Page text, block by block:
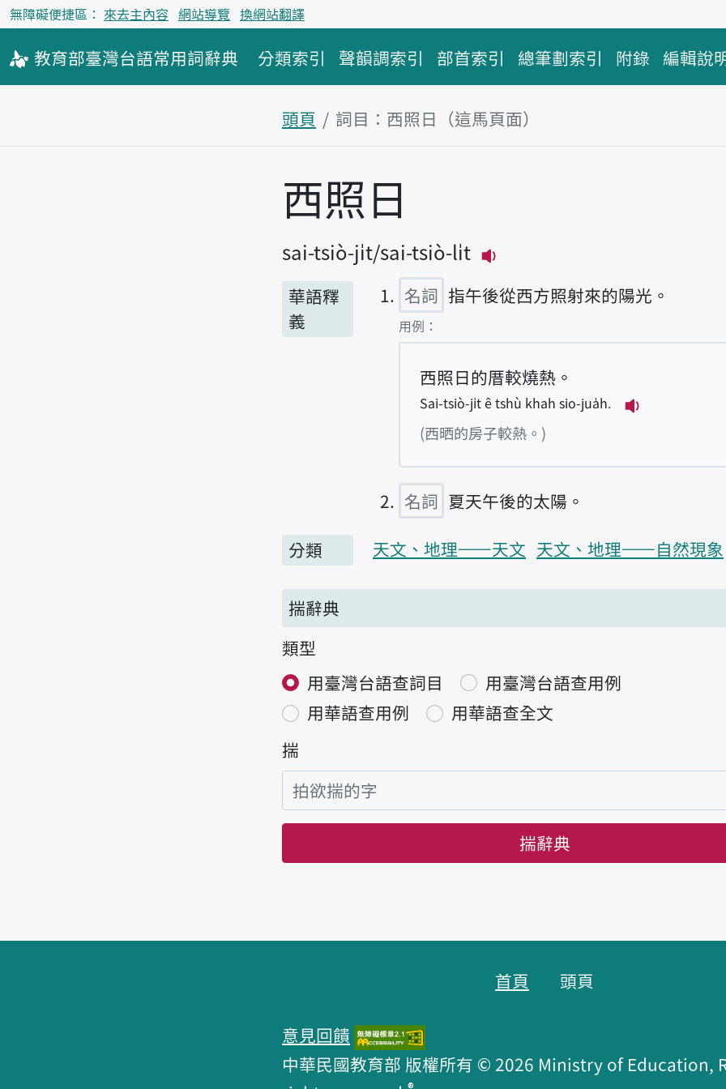
無障礙便捷區： 來去主內容 網站導覽 換網站翻譯
教育部臺灣台語常用詞辭典 分類索引 聲韻調索引 部首索引 總筆劃索引 附錄 編輯說
頭頁 詞目：西照日（這馬頁面）
主內容區
西照日
sai-tsiò-ji̍t sai-tsiò-li̍t
華語釋
義
名詞 指午後從西方照射來的陽光。
第1項釋義的
用例：
西照日的厝較燒熱。
Sai-tsiò-ji̍t ê tshù khah sio-jua̍h.
(西晒的房子較熱。)
名詞 夏天午後的太陽。
分類 天文、地理——天文 天文、地理——自然現象
揣辭典
類型
用臺灣台語查詞目
用臺灣台語查用例
用華語查用例
用華語查全文
揣
揣辭典
首頁 頭頁
意見回饋
中華民國教育部 版權所有 © 2026 Ministry of Education,